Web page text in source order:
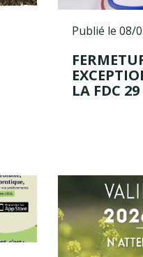
Publié le 08/
LA FDC 29